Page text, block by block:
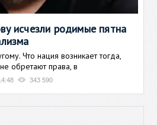
исчезли родимые пятна
Что нация возникает тогда,
обретают права, в
343 590